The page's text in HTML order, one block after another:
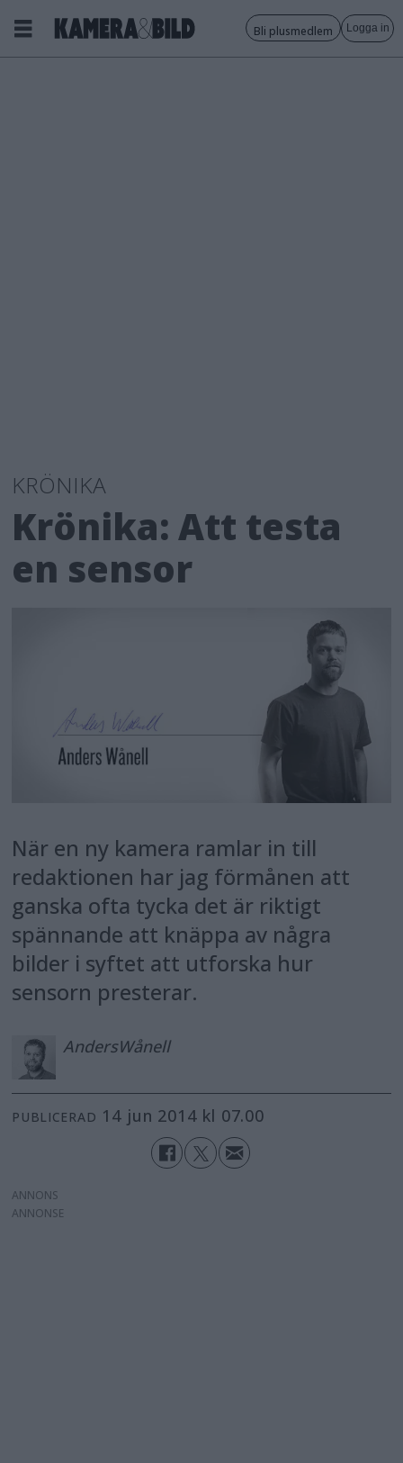
Bli plusmedlem Logga in
KRÖNIKA
Krönika: Att testa
en sensor
När en ny kamera ramlar in till
redaktionen har jag förmånen att
ganska ofta tycka det är riktigt
spännande att knäppa av några
bilder i syftet att utforska hur
sensorn presterar.
AndersWånell
PUBLICERAD 14 jun 2014 kl 07.00
ANNONS